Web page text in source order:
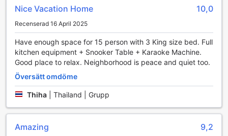
Nice Vacation Home 10,0
Recenserad 16 April 2025
Have enough space for 15 person with 3 King size bed. Full
kitchen equipment + Snooker Table + Karaoke Machine.
Good place to relax. Neighborhood is peace and quiet too.
Översätt omdöme
Thiha Thailand | Grupp
Amazing 9,2